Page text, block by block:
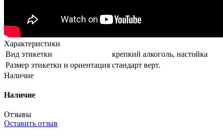
Характеристики
Вид этикетки
крепкий алкоголь, настойка
Размер этикетки и ориентация стандарт верт.
Наличие
Наличие
Отзывы
Оставить отзыв